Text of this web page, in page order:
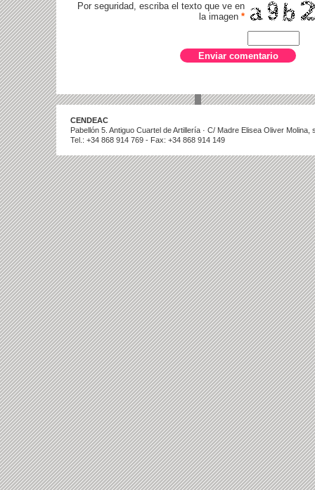
Por seguridad, escriba el texto que ve en
la imagen *
CENDEAC
Pabellón 5. Antiguo Cuartel de Artillería · C/ Madre Elisea Oliver
Tel.: +34 868 914 769 - Fax: +34 868 914 149